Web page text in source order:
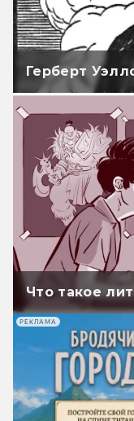
Герберт
Что такое
РЕКЛАМА